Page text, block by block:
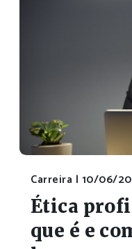
Carreira | 10/06/
Ética
que é e